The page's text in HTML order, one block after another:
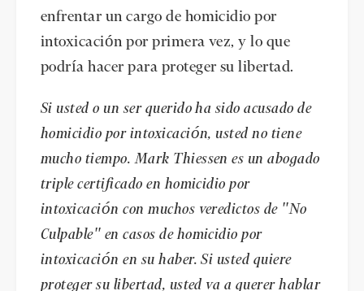
enfrentar un cargo de homicidio por
intoxicación por primera vez, y lo que
podría hacer para proteger su libertad.
Si usted o un ser querido ha sido acusado de
homicidio por intoxicación, usted no tiene
mucho tiempo. Mark Thiessen es un abogado
triple certificado en homicidio por
intoxicación con muchos veredictos de "No
Culpable" en casos de homicidio por
intoxicación en su haber. Si usted quiere
proteger su libertad, usted va a querer hablar